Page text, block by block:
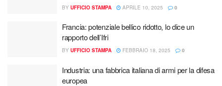
BY UFFICIO STAMPA APRILE 10, 2025 0
Francia: potenziale bellico ridotto, lo dice un
rapporto dell’Ifri
BY UFFICIO STAMPA FEBBRAIO 18, 2025 0
Industria: una fabbrica italiana di armi per la difesa
europea